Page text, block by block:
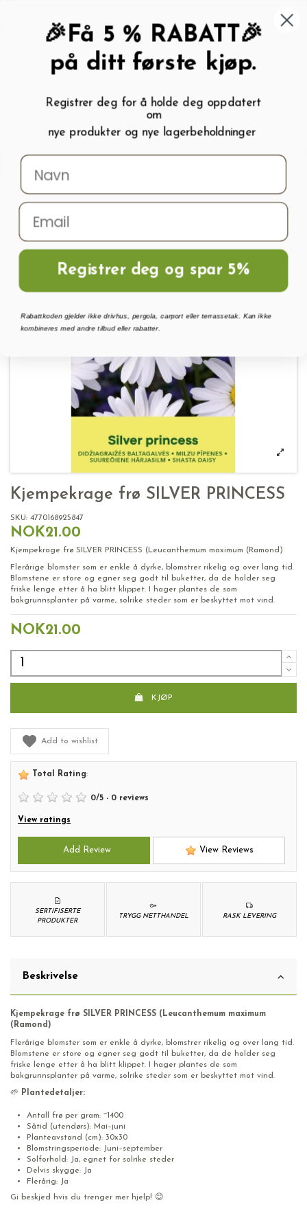
My wishlist ( 0
Menu Søk Logg inn Handlevogn
Hjem
Kjempekrage frø SILVER PRINCESS
SKU: 4770168925847
NOK21.00
Kjempekrage frø SILVER PRINCESS (Leucanthemum maximum (Ramond)
Flerårige blomster som er enkle å dyrke, blomstrer rikelig og over lang tid.
Blomstene er store og egner seg godt til buketter, da de holder seg
friske lenge etter å ha blitt klippet. I hager plantes de som
bakgrunnsplanter på varme, solrike steder som er beskyttet mot vind.
NOK21.00
KJØP
Add to wishlist
Total Rating:
0/5 - 0 reviews
View ratings
Add Review View Reviews
RASK LEVERING
TRYGG NETTHANDEL
SERTIFISERTE
PRODUKTER
Beskrivelse
Kjempekrage frø SILVER PRINCESS (Leucanthemum maximum
(Ramond)
Flerårige blomster som er enkle å dyrke, blomstrer rikelig og over lang tid.
Blomstene er store og egner seg godt til buketter, da de holder seg
friske lenge etter å ha blitt klippet. I hager plantes de som
bakgrunnsplanter på varme, solrike steder som er beskyttet mot vind.
🌱 Plantedetaljer:
Antall frø per gram: ~1400
Såtid (utendørs): Mai–juni
Planteavstand (cm): 30x30
Blomstringsperiode: Juni–september
Solforhold: Ja, egnet for solrike steder
Delvis skygge: Ja
Flerårig: Ja
Gi beskjed hvis du trenger mer hjelp! 😊
🎉Få 5 % RABATT🎉
på ditt første kjøp.
Registrer deg for å holde deg oppdatert
om
nye produkter og nye lagerbeholdninger
Registrer deg og spar 5%
Rabattkoden gjelder ikke drivhus, pergola, carport eller terrassetak. Kan ikke
kombineres med andre tilbud eller rabatter.